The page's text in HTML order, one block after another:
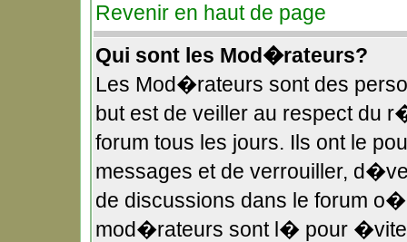
Revenir en haut de page
Qui sont les Mod�rateurs?
Les Mod�rateurs sont des
but est de veiller au respect du
forum tous les jours. Ils ont le
messages et de verrouiller,
de discussions dans le forum
mod�rateurs sont l� pour